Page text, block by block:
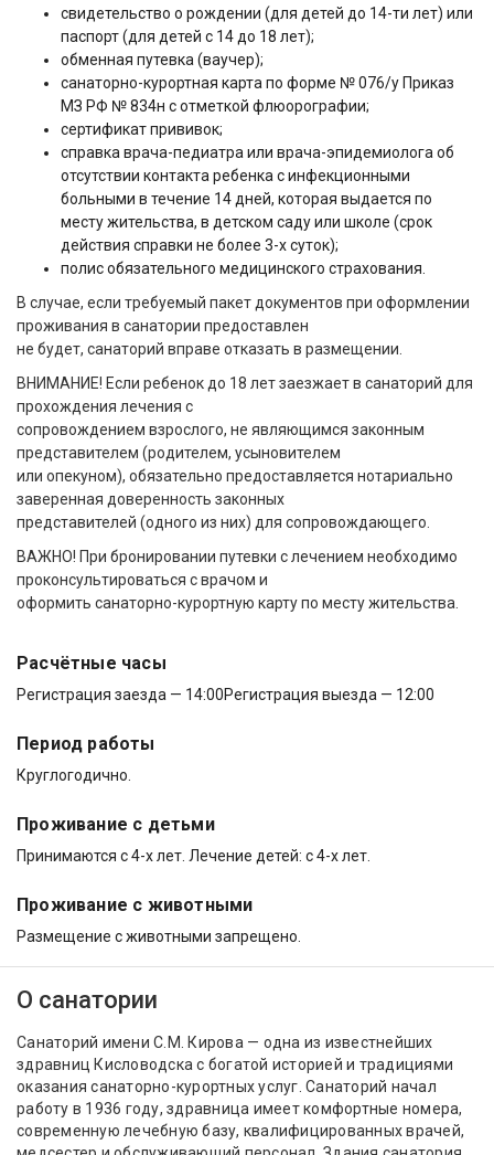
свидетельство о рождении (для детей до 14-ти лет) или
паспорт (для детей с 14 до 18 лет);
обменная путевка (ваучер);
санаторно-курортная карта по форме № 076/у Приказ
МЗ РФ № 834н с отметкой флюорографии;
сертификат прививок;
справка врача-педиатра или врача-эпидемиолога об
отсутствии контакта ребенка с инфекционными
больными в течение 14 дней, которая выдается по
месту жительства, в детском саду или школе (срок
действия справки не более 3-х суток);
полис обязательного медицинского страхования.
В случае, если требуемый пакет документов при оформлении
проживания в санатории предоставлен
не будет, санаторий вправе отказать в размещении.
ВНИМАНИЕ! Если ребенок до 18 лет заезжает в санаторий для
прохождения лечения с
сопровождением взрослого, не являющимся законным
представителем (родителем, усыновителем
или опекуном), обязательно предоставляется нотариально
заверенная доверенность законных
представителей (одного из них) для сопровождающего.
ВАЖНО! При бронировании путевки с лечением необходимо
проконсультироваться с врачом и
оформить санаторно-курортную карту по месту жительства.
Расчётные часы
Регистрация заезда — 14:00Регистрация выезда — 12:00
Период работы
Круглогодично.
Проживание с детьми
Принимаются c 4-х лет. Лечение детей: c 4-х лет.
Проживание с животными
Размещение с животными запрещено.
О санатории
Санаторий имени С.М. Кирова — одна из известнейших
здравниц Кисловодска с богатой историей и традициями
оказания санаторно-курортных услуг. Санаторий начал
работу в 1936 году, здравница имеет комфортные номера,
современную лечебную базу, квалифицированных врачей,